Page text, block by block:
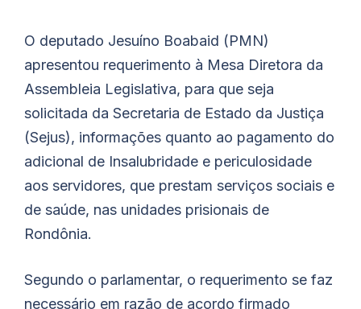
O deputado Jesuíno Boabaid (PMN)
apresentou requerimento à Mesa Diretora da
Assembleia Legislativa, para que seja
solicitada da Secretaria de Estado da Justiça
(Sejus), informações quanto ao pagamento do
adicional de Insalubridade e periculosidade
aos servidores, que prestam serviços sociais e
de saúde, nas unidades prisionais de
Rondônia.
Segundo o parlamentar, o requerimento se faz
necessário em razão de acordo firmado